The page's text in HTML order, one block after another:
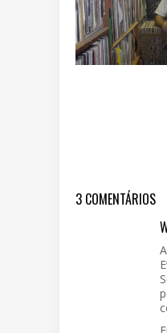
3 COMENTÁRIOS